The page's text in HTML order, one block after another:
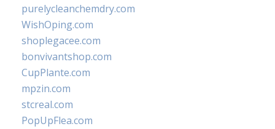
purelycleanchemdry.com
WishOping.com
shoplegacee.com
bonvivantshop.com
CupPlante.com
mpzin.com
stcreal.com
PopUpFlea.com